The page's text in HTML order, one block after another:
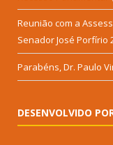
Reunião com a
Senador José Porfírio
Parabéns, Dr. Paulo
DESENVOLVIDO